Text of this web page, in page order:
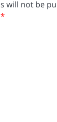
will not be
*